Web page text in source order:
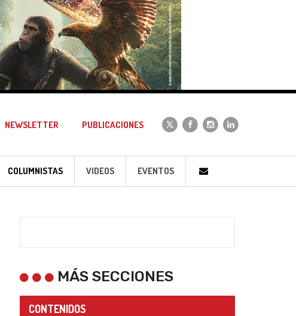
NEWSLETTER PUBLICACIONES
COLUMNISTAS VIDEOS EVENTOS
MÁS SECCIONES
CONTENIDOS